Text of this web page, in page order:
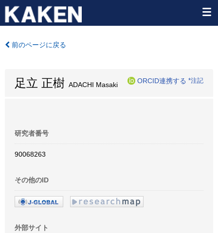
前のページに戻る
足立 正樹 ADACHI Masaki
ORCID連携する *注記
研究者番号
90068263
その他のID
外部サイト